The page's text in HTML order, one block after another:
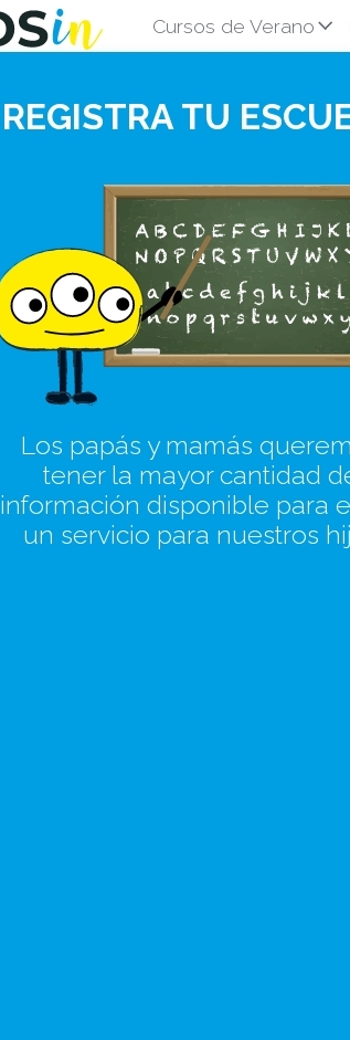
Cursos de Verano
REGISTRA TU
Los papás y mamás
tener la mayor cantidad
información disponible para
un servicio para nuestros